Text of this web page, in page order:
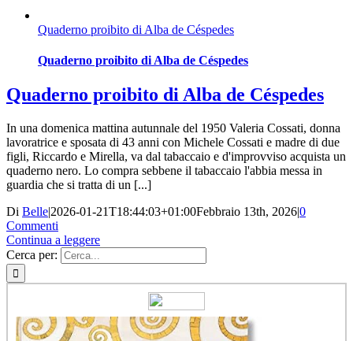
Quaderno proibito di Alba de Céspedes
Quaderno proibito di Alba de Céspedes
Quaderno proibito di Alba de Céspedes
In una domenica mattina autunnale del 1950 Valeria Cossati, donna
lavoratrice e sposata di 43 anni con Michele Cossati e madre di due
figli, Riccardo e Mirella, va dal tabaccaio e d'improvviso acquista un
quaderno nero. Lo compra sebbene il tabaccaio l'abbia messa in
guardia che si tratta di un [...]
Di Belle|2026-01-21T18:44:03+01:00Febbraio 13th, 2026|0
Commenti
Continua a leggere
Cerca per: